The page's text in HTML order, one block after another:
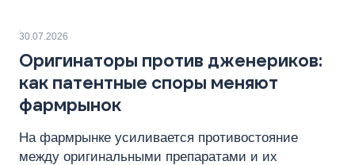
30.07.2026
Оригинаторы против дженериков:
как патентные споры меняют
фармрынок
На фармрынке усиливается противостояние
между оригинальными препаратами и их